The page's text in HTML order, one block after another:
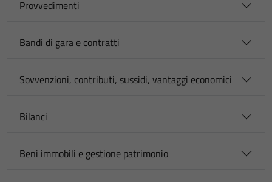
Provvedimenti
Bandi di gara e contratti
Sovvenzioni, contributi, sussidi, vantaggi economici
Bilanci
Beni immobili e gestione patrimonio